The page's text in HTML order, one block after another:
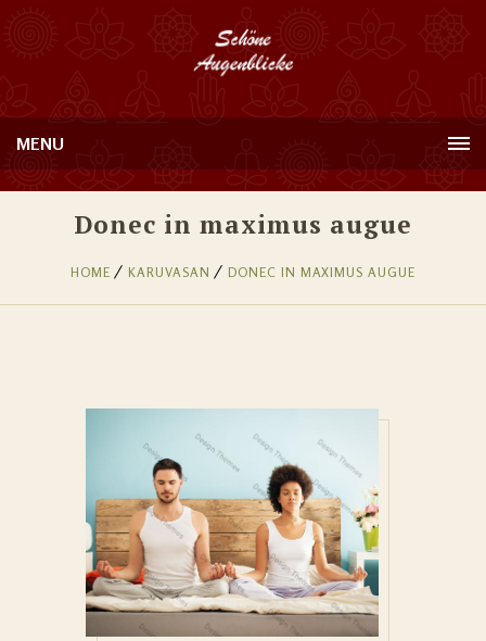
MENU
Donec in maximus augue
HOME KARUVASAN DONEC IN MAXIMUS AUGUE